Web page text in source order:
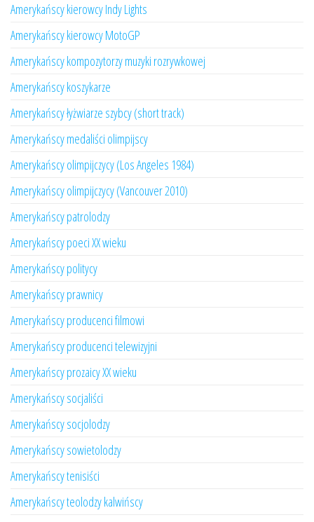
Amerykańscy kierowcy Indy Lights
Amerykańscy kierowcy MotoGP
Amerykańscy kompozytorzy muzyki rozrywkowej
Amerykańscy koszykarze
Amerykańscy łyżwiarze szybcy (short track)
Amerykańscy medaliści olimpijscy
Amerykańscy olimpijczycy (Los Angeles 1984)
Amerykańscy olimpijczycy (Vancouver 2010)
Amerykańscy patrolodzy
Amerykańscy poeci XX wieku
Amerykańscy politycy
Amerykańscy prawnicy
Amerykańscy producenci filmowi
Amerykańscy producenci telewizyjni
Amerykańscy prozaicy XX wieku
Amerykańscy socjaliści
Amerykańscy socjolodzy
Amerykańscy sowietolodzy
Amerykańscy tenisiści
Amerykańscy teolodzy kalwińscy